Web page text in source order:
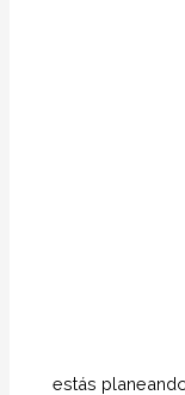
estás